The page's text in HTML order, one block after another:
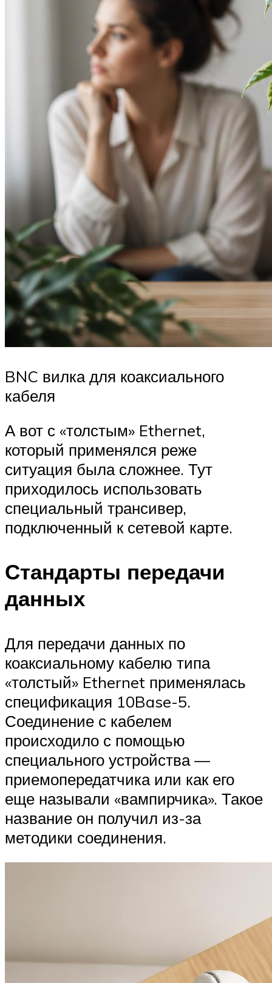
BNC вилка для коаксиального
кабеля
А вот с «толстым» Ethernet,
который применялся реже
ситуация была сложнее. Тут
приходилось использовать
специальный трансивер,
подключенный к сетевой карте.
Стандарты передачи
данных
Для передачи данных по
коаксиальному кабелю типа
«толстый» Ethernet применялась
спецификация 10Base-5.
Соединение с кабелем
происходило с помощью
специального устройства —
приемопередатчика или как его
еще называли «вампирчика». Такое
название он получил из-за
методики соединения.